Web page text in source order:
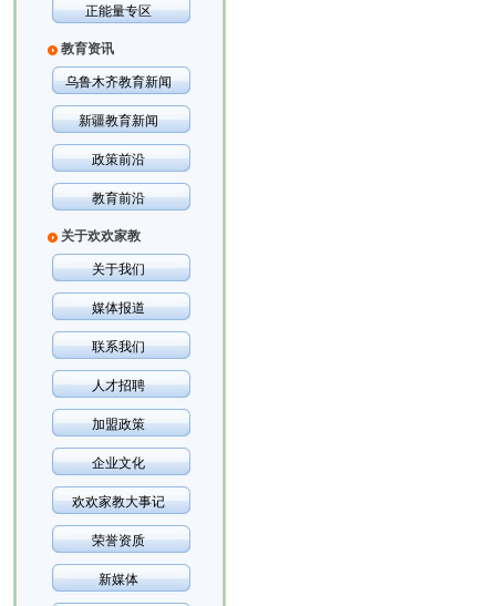
正能量专区
教育资讯
乌鲁木齐教育新闻
新疆教育新闻
政策前沿
教育前沿
关于欢欢家教
关于我们
媒体报道
联系我们
人才招聘
加盟政策
企业文化
欢欢家教大事记
荣誉资质
新媒体